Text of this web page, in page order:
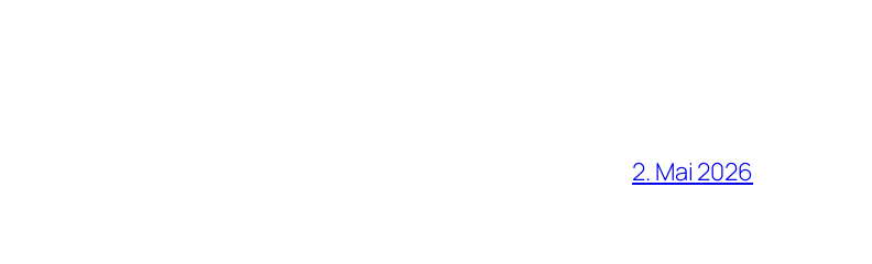
2. Mai 2026